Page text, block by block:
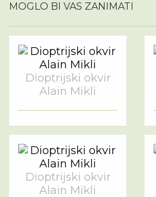
MOGLO BI VAS ZANIMATI
Dioptrijski okvir
Alain Mikli
Dioptrijski okvir
Alain Mikli